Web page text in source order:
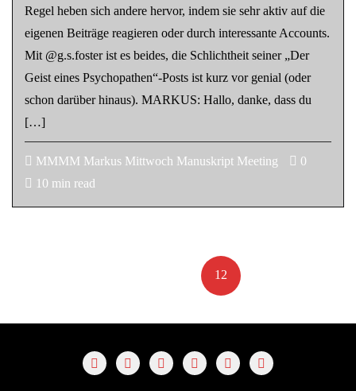
Regel heben sich andere hervor, indem sie sehr aktiv auf die
eigenen Beiträge reagieren oder durch interessante Accounts.
Mit @g.s.foster ist es beides, die Schlichtheit seiner „Der
Geist eines Psychopathen“-Posts ist kurz vor genial (oder
schon darüber hinaus). MARKUS: Hallo, danke, dass du
[…]
MMMM Markus Mittwoch Manuskript Meeting
0
10 min read
12